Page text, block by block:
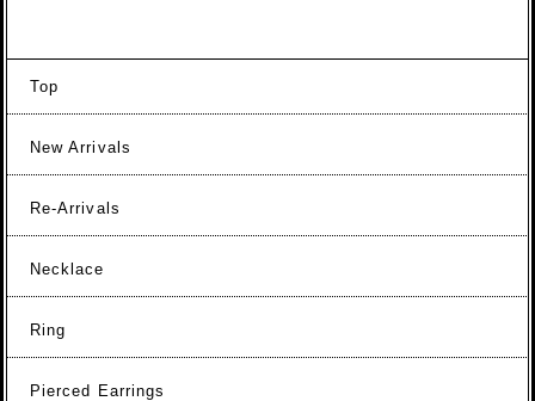
Top
New Arrivals
Re-Arrivals
Necklace
Ring
Pierced Earrings